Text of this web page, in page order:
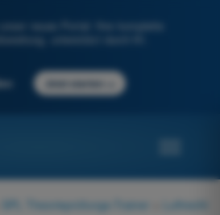
neues Portal: Ihre komplette
unterstützt durch KI.
Jetzt starten
SPL Theorieprüfungs-Trainer
Luftrecht